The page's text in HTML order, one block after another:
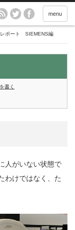
menu
ポート SIEMENS編
書く
人がいない状態で
わけではなく、た